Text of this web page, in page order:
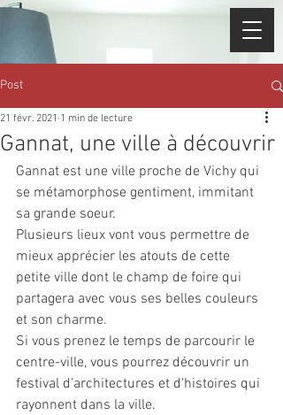
Post
Gannat, une ville à découvrir
21 févr. 2021 1 min de lecture
Gannat est une ville proche de Vichy qui
se métamorphose gentiment, immitant
sa grande soeur.
Plusieurs lieux vont vous permettre de
mieux apprécier les atouts de cette
petite ville dont le champ de foire qui
partagera avec vous ses belles couleurs
et son charme.
Si vous prenez le temps de parcourir le
centre-ville, vous pourrez découvrir un
festival d'architectures et d'histoires qui
rayonnent dans la ville.